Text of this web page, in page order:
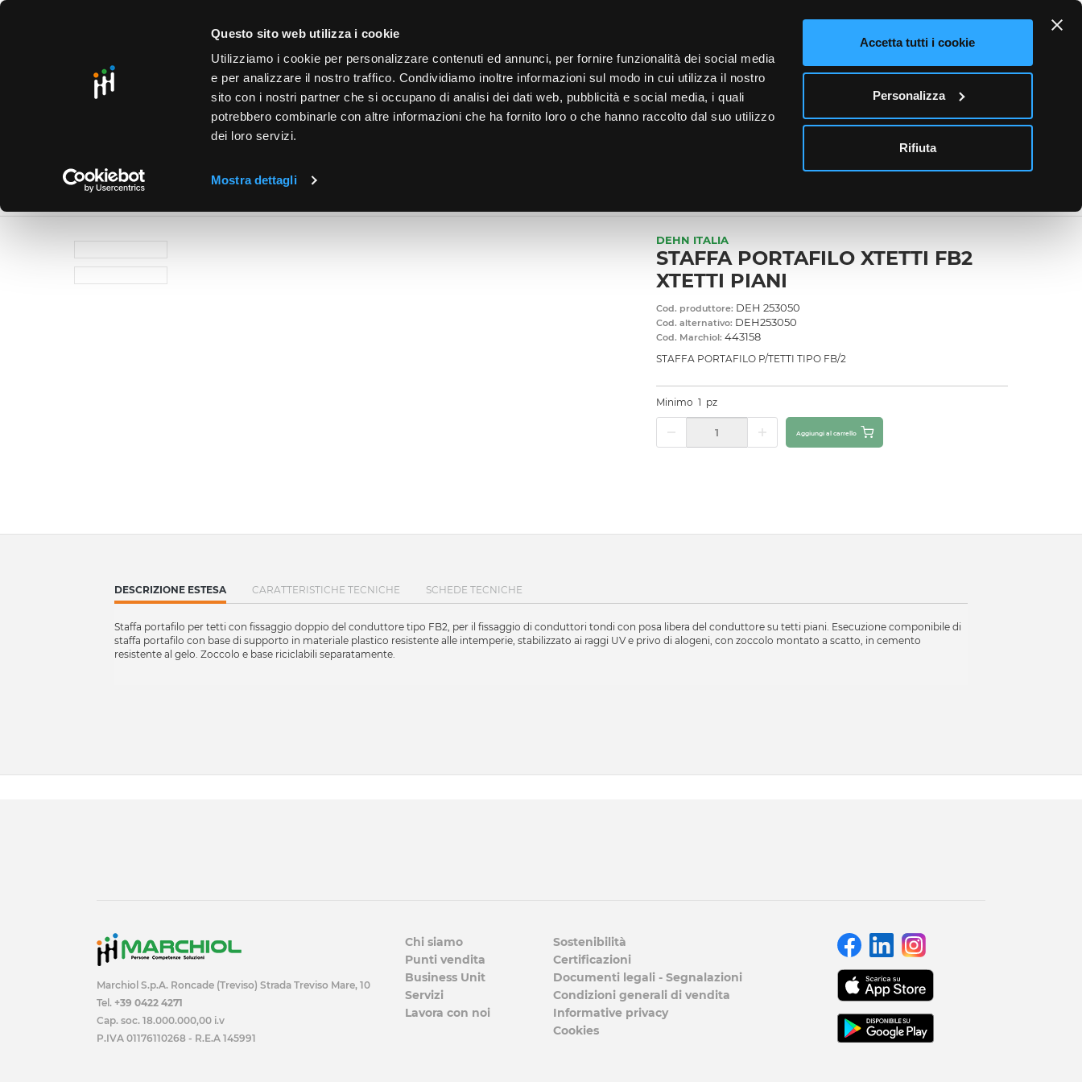
Questo sito web utilizza i cookie
Utilizziamo i cookie per personalizzare contenuti ed annunci, per fornire funzionalità dei social media
e per analizzare il nostro traffico. Condividiamo inoltre informazioni sul modo in cui utilizza il nostro
sito con i nostri partner che si occupano di analisi dei dati web, pubblicità e social media, i quali
potrebbero combinarle con altre informazioni che ha fornito loro o che hanno raccolto dal suo utilizzo
dei loro servizi.
Mostra dettagli
Accetta tutti i cookie
Personalizza
Rifiuta
text.skipToContent
text.skipToNavigation
SOLO 32 GIORNI PER ISCRIVERTI, SCARICA SUBITO QUI IL TUO BIGLIETTO
0
PUNTI VENDITA BUSINESS UNIT
HOME / MATERIALE CIVILE E INDUSTRIALE
/
STAFFA PORTAFILO XTETTI FB2 XTETTI PIANI
DEHN ITALIA
STAFFA PORTAFILO XTETTI FB2
XTETTI PIANI
Cod. produttore: DEH 253050
Cod. alternativo: DEH253050
Cod. Marchiol: 443158
STAFFA PORTAFILO P/TETTI TIPO FB/2
Minimo 1 pz
Aggiungi al carrello
CURRENT
TAB:
DESCRIZIONE ESTESA CARATTERISTICHE TECNICHE SCHEDE TECNICHE
Staffa portafilo per tetti con fissaggio doppio del conduttore tipo FB2, per il fissaggio di conduttori tondi con posa libera del conduttore su tetti piani. Esecuzione componibile di
staffa portafilo con base di supporto in materiale plastico resistente alle intemperie, stabilizzato ai raggi UV e privo di alogeni, con zoccolo montato a scatto, in cemento
resistente al gelo. Zoccolo e base riciclabili separatamente.
Marchiol S.p.A. Roncade (Treviso) Strada Treviso Mare, 10
Tel. +39 0422 4271
Cap. soc. 18.000.000,00 i.v
P.IVA 01176110268 - R.E.A 145991
Chi siamo
Punti vendita
Business Unit
Servizi
Lavora con noi
Sostenibilità
Certificazioni
Documenti legali - Segnalazioni
Condizioni generali di vendita
Informative privacy
Cookies